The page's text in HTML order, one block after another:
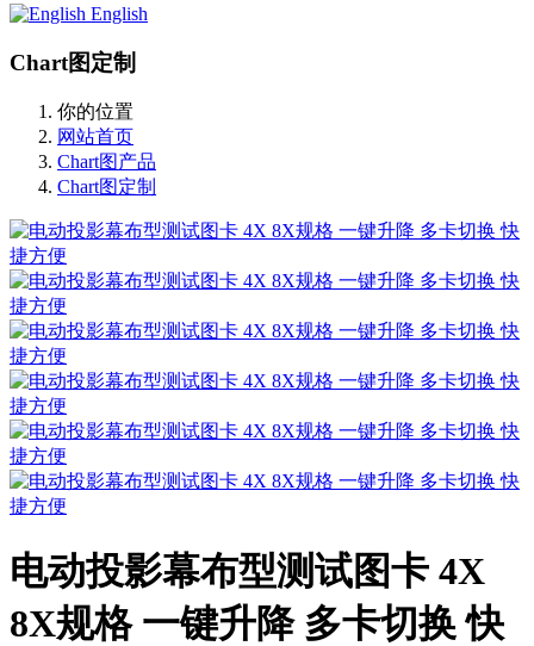
English
Chart图定制
你的位置
网站首页
Chart图产品
Chart图定制
电动投影幕布型测试图卡 4X
8X规格 一键升降 多卡切换 快